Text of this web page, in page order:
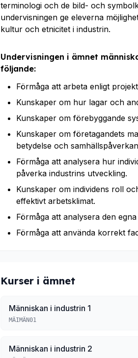
terminologi och de bild- och
undervisningen ge eleverna
kultur och etnicitet i industrin.
Undervisningen i ämnet
följande:
Förmåga att arbeta enligt
Kunskaper om hur lagar och
Kunskaper om förebyggande
Kunskaper om företagandets
betydelse och
Förmåga att analysera hur
påverka industrins utveckling.
Kunskaper om individens roll
effektivt arbetsklimat.
Förmåga att analysera den
Förmåga att använda korrekt
Kurser i ämnet
Människan i industrin 1
MÄIMÄN01
Människan i industrin 2